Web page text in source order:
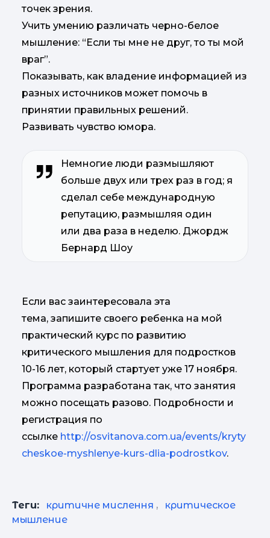
точек зрения.
Учить умению различать черно-белое
мышление: “Если ты мне не друг, то ты мой
враг”.
Показывать, как владение информацией из
разных источников может помочь в
принятии правильных решений.
Развивать чувство юмора.
Немногие люди размышляют
больше двух или трех раз в год; я
сделал себе международную
репутацию, размышляя один
или два раза в неделю. Джордж
Бернард Шоу
Если вас заинтересовала эта
тема, запишите своего ребенка на мой
практический курс по развитию
критического мышления для подростков
10-16 лет, который стартует уже 17 ноября.
Программа разработана так, что занятия
можно посещать разово. Подробности и
регистрация по
ссылке http://osvitanova.com.ua/events/kryty
cheskoe-myshlenye-kurs-dlia-podrostkov.
Теги: критичне мислення ,
критическое
мышление